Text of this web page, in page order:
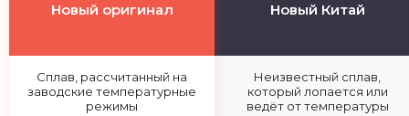
Новый оригинал
Сплав, рассчитанный на
заводские температурные
режимы
Новый Китай
Неизвестный сплав,
который лопается или
ведёт от температуры